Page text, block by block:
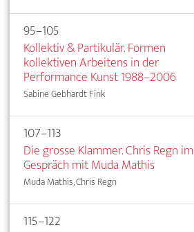
95–105
Kollektiv & Partikulär. Formen
kollektiven Arbeitens in der
Performance Kunst 1988–2006
Sabine Gebhardt Fink
107–113
Die grosse Klammer. Chris Regn im
Gespräch mit Muda Mathis
Muda Mathis, Chris Regn
115–122